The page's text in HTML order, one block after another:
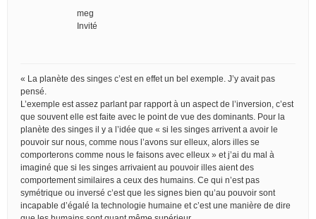
meg
Invité
« La planète des singes c’est en effet un bel exemple. J’y avait pas
pensé.
L’exemple est assez parlant par rapport à un aspect de l’inversion, c’est
que souvent elle est faite avec le point de vue des dominants. Pour la
planète des singes il y a l’idée que « si les singes arrivent a avoir le
pouvoir sur nous, comme nous l’avons sur elleux, alors illes se
comporterons comme nous le faisons avec elleux » et j’ai du mal à
imaginé que si les singes arrivaient au pouvoir illes aient des
comportement similaires a ceux des humains. Ce qui n’est pas
symétrique ou inversé c’est que les signes bien qu’au pouvoir sont
incapable d’égalé la technologie humaine et c’est une manière de dire